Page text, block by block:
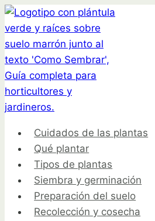
Saltar
al
contenido
Cuidados de las plantas
Qué plantar
Tipos de plantas
Siembra y germinación
Preparación del suelo
Recolección y cosecha